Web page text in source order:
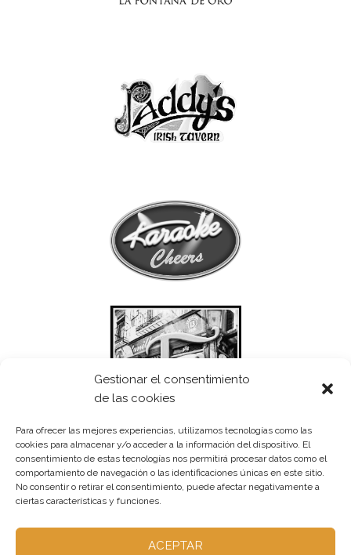
Gestionar el consentimiento
de las cookies
Para ofrecer las mejores experiencias, utilizamos tecnologías como las
cookies para almacenar y/o acceder a la información del dispositivo. El
consentimiento de estas tecnologías nos permitirá procesar datos como el
comportamiento de navegación o las identificaciones únicas en este sitio.
No consentir o retirar el consentimiento, puede afectar negativamente a
ciertas características y funciones.
ACEPTAR